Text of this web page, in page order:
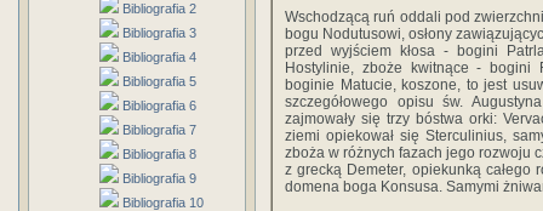
Bibliografia 2
Bibliografia 3
Bibliografia 4
Bibliografia 5
Bibliografia 6
Bibliografia 7
Bibliografia 8
Bibliografia 9
Bibliografia 10
Wschodzącą ruń oddali pod
bogu Nodutusowi, osłony
przed wyjściem kłosa - bogini
Hostylinie, zboże kwitnące - bogini
boginie Matucie, koszone, to jest
szczegółowego opisu św.
zajmowały się trzy bóstwa orki:
ziemi opiekował się Sterculinius,
zboża w różnych fazach jego rozwoju
z grecką Demeter, opiekunką
domena boga Konsusa. Samymi